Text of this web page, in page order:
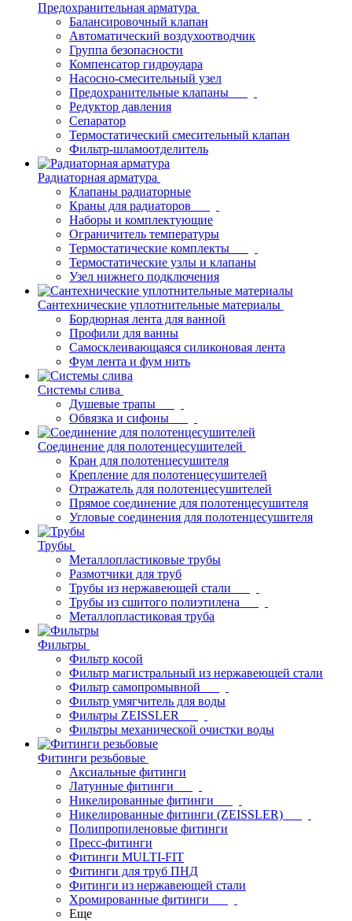
Предохранительная арматура
Балансировочный клапан
Автоматический воздухоотводчик
Группа безопасности
Компенсатор гидроудара
Насосно-смесительный узел
Предохранительные клапаны
Редуктор давления
Сепаратор
Термостатический смесительный клапан
Фильтр-шламоотделитель
Радиаторная арматура
Клапаны радиаторные
Краны для радиаторов
Наборы и комплектующие
Ограничитель температуры
Термостатические комплекты
Термостатические узлы и клапаны
Узел нижнего подключения
Сантехнические уплотнительные материалы
Бордюрная лента для ванной
Профили для ванны
Самосклеивающаяся силиконовая лента
Фум лента и фум нить
Системы слива
Душевые трапы
Обвязка и сифоны
Соединение для полотенцесушителей
Кран для полотенцесушителя
Крепление для полотенцесушителей
Отражатель для полотенцесушителей
Прямое соединение для полотенцесушителя
Угловые соединения для полотенцесушителя
Трубы
Металлопластиковые трубы
Размотчики для труб
Трубы из нержавеющей стали
Трубы из сшитого полиэтилена
Металлопластиковая труба
Фильтры
Фильтр косой
Фильтр магистральный из нержавеющей стали
Фильтр самопромывной
Фильтр умягчитель для воды
Фильтры ZEISSLER
Фильтры механической очистки воды
Фитинги резьбовые
Аксиальные фитинги
Латунные фитинги
Никелированные фитинги
Никелированные фитинги (ZEISSLER)
Полипропиленовые фитинги
Пресс-фитинги
Фитинги MULTI-FIT
Фитинги для труб ПНД
Фитинги из нержавеющей стали
Хромированные фитинги
Еще